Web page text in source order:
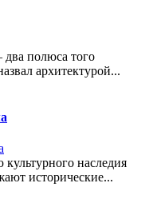
полюса того
архитектурой...
наследия
исторические...